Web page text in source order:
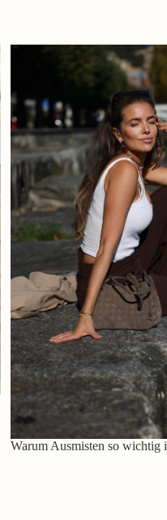
Warum Ausmisten so wichtig